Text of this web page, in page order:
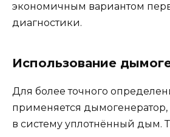
экономичным вариантом
диагностики.
Использование
Для более точного
применяется
в систему уплотнённый дым.